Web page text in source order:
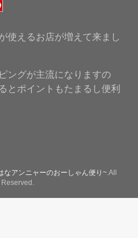
使えるお店が増えて来まし
ングが主流になりますの
とポイントもたまるし便利
なアンニャーのおーしゃん便り~ .All